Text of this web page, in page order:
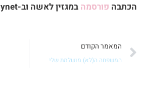
הכתבה פורסמה במגזין לאשה וב-ynet
קודם
המאמר הקודם
המשפחה ה(לא) מושלמת שלי